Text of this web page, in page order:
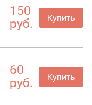
150
руб.
Купить
60
руб.
Купить